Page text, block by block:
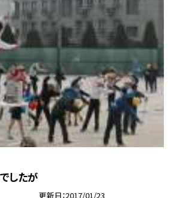
したが
更新日 2017/01/23